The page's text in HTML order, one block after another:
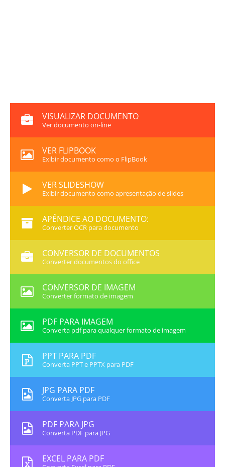
VISUALIZAR DOCUMENTO
Ver documento on-line
VER FLIPBOOK
Exibir documento como o FlipBook
VER SLIDESHOW
Exibir documento como apresentação de slides
APÊNDICE AO DOCUMENTO:
Converter OCR para documento
CONVERSOR DE DOCUMENTOS
Converter documentos do office
CONVERSOR DE IMAGEM
Converter formato de imagem
PDF PARA IMAGEM
Converta pdf para qualquer formato de imagem
PPT PARA PDF
Converta PPT e PPTX para PDF
JPG PARA PDF
Converta JPG para PDF
PDF PARA JPG
Converta PDF para JPG
EXCEL PARA PDF